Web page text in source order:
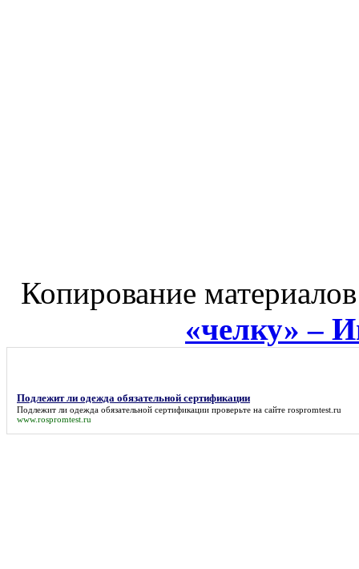
Копирование
«челку» –
Подлежит ли одежда обязательной сертификации
Подлежит ли одежда обязательной сертификации проверьте на сайте rospromtest.ru
www.rospromtest.ru